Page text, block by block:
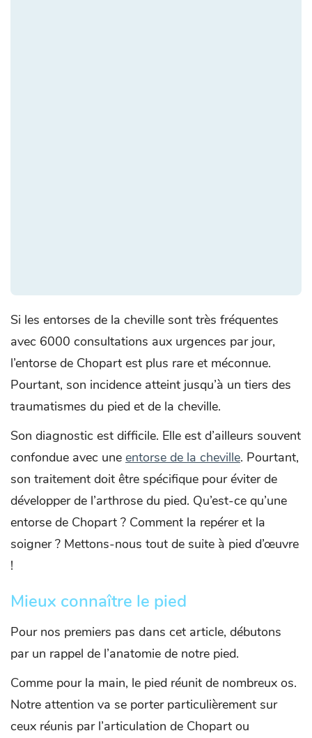
Si les entorses de la cheville sont très fréquentes
avec 6000 consultations aux urgences par jour,
l’entorse de Chopart est plus rare et méconnue.
Pourtant, son incidence atteint jusqu’à un tiers des
traumatismes du pied et de la cheville.
Son diagnostic est difficile. Elle est d’ailleurs souvent
confondue avec une entorse de la cheville. Pourtant,
son traitement doit être spécifique pour éviter de
développer de l’arthrose du pied. Qu’est-ce qu’une
entorse de Chopart ? Comment la repérer et la
soigner ? Mettons-nous tout de suite à pied d’œuvre
!
Mieux connaître le pied
Pour nos premiers pas dans cet article, débutons
par un rappel de l’anatomie de notre pied.
Comme pour la main, le pied réunit de nombreux os.
Notre attention va se porter particulièrement sur
ceux réunis par l’articulation de Chopart ou